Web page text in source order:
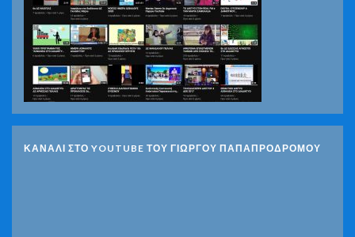
ΚΑΝΑΛΙ ΣΤΟ YOUTUBE ΤΟΥ ΓΙΩΡΓΟΥ ΠΑΠΑΠΡΟΔΡΟΜΟΥ